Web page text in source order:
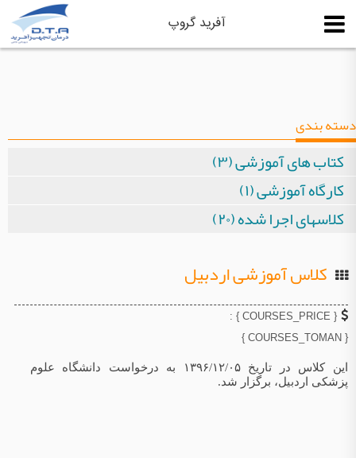
آفرید گروپ
دسته بندی
کتاب های آموزشی (۳)
کارگاه آموزشی (۱)
کلاسهای اجرا شده (۲۰)
کلاس آموزشی اردبیل
{ COURSES_PRICE } :
{ COURSES_TOMAN }
این کلاس در تاریخ ۱۳۹۶/۱۲/۰۵ به درخواست دانشگاه علوم
پزشکی اردبیل، برگزار شد.